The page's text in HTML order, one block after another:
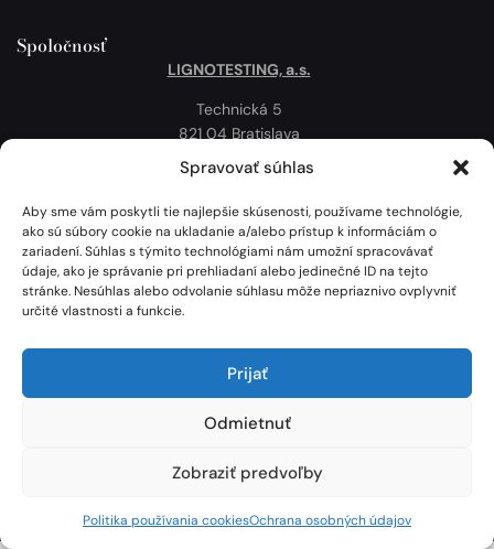
Spravovať súhlas
Aby sme vám poskytli tie najlepšie skúsenosti, používame technológie,
ako sú súbory cookie na ukladanie a/alebo prístup k informáciám o
zariadení. Súhlas s týmito technológiami nám umožní spracovávať
údaje, ako je správanie pri prehliadaní alebo jedinečné ID na tejto
stránke. Nesúhlas alebo odvolanie súhlasu môže nepriaznivo ovplyvniť
určité vlastnosti a funkcie.
Prijať
Odmietnuť
Zobraziť predvoľby
Politika používania cookiesOchrana osobných údajov
Spoločnosť
LIGNOTESTING, a.s.
Technická 5
821 04 Bratislava
Slovenská republika
Politika používania cookies
Mapa
Lignotesting, a. s. © 2024 | Všetky práva vyhradené. | Vytvoril: Marek Heinfarth.